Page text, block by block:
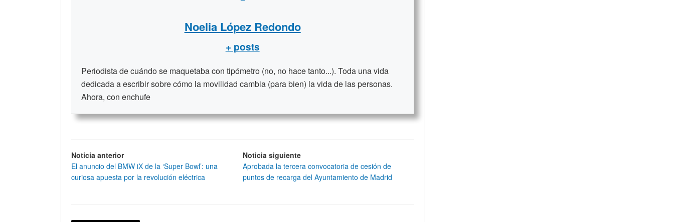
Noelia López Redondo
+ posts
Periodista de cuándo se maquetaba con tipómetro (no, no hace tanto...). Toda una vida
dedicada a escribir sobre cómo la movilidad cambia (para bien) la vida de las personas.
Ahora, con enchufe
Noticia anterior
El anuncio del BMW iX de la ‘Super Bowl’: una
curiosa apuesta por la revolución eléctrica
Noticia siguiente
Aprobada la tercera convocatoria de cesión de
puntos de recarga del Ayuntamiento de Madrid